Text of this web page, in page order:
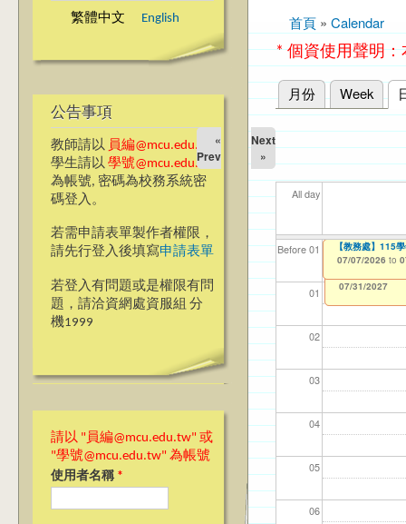
繁體中文 English
公告事項
教師請以 員編@mcu.edu.tw
學生請以 學號@mcu.edu.tw
為帳號, 密碼為校務系統密
碼登入。
若需申請表單製作者權限，
請先行登入後填寫申請表單
若登入有問題或是權限有問
題，請洽資網處資服組 分
機1999
請以 "員編@mcu.edu.tw" 或
"學號@mcu.edu.tw" 為帳號
使用者名稱 *
您在這裡
首頁 » Calendar
* 個資使用聲明
主要索引標籤
月份 Week
«
Prev
Next
»
All day
Before 01
01
02
03
04
05
06
【資網處】
整合系統～表單
12/31/2027
【財務處】工讀
11/12/2021 to
【財務處】漏打
錄
07/31/2027
114
04/
【學
07/
商品
11/
教務
11/
【教學暨學習資
06/23/2026 to
【教務處】115
07/07/2026 to